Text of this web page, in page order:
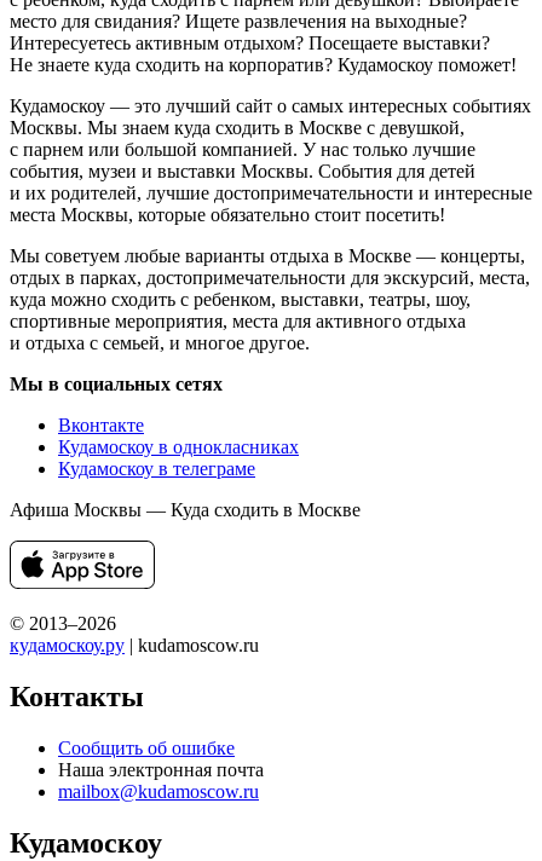
место для свидания? Ищете развлечения на выходные?
Интересуетесь активным отдыхом? Посещаете выставки?
Не знаете куда сходить на корпоратив? Кудамоскоу поможет!
Кудамоскоу — это лучший сайт о самых интересных событиях
Москвы. Мы знаем куда сходить в Москве с девушкой,
с парнем или большой компанией. У нас только лучшие
события, музеи и выставки Москвы. События для детей
и их родителей, лучшие достопримечательности и интересные
места Москвы, которые обязательно стоит посетить!
Мы советуем любые варианты отдыха в Москве — концерты,
отдых в парках, достопримечательности для экскурсий, места,
куда можно сходить с ребенком, выставки, театры, шоу,
спортивные мероприятия, места для активного отдыха
и отдыха с семьей, и многое другое.
Мы в социальных сетях
Вконтакте
Кудамоскоу в однокласниках
Кудамоскоу в телеграме
Афиша Москвы — Куда сходить в Москве
© 2013–2026
кудамоскоу.ру | kudamoscow.ru
Контакты
Сообщить об ошибке
Наша электронная почта
mailbox@kudamoscow.ru
Кудамоскоу